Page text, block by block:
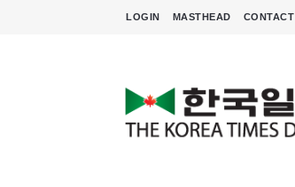
LOGIN MASTHEAD CONTACT